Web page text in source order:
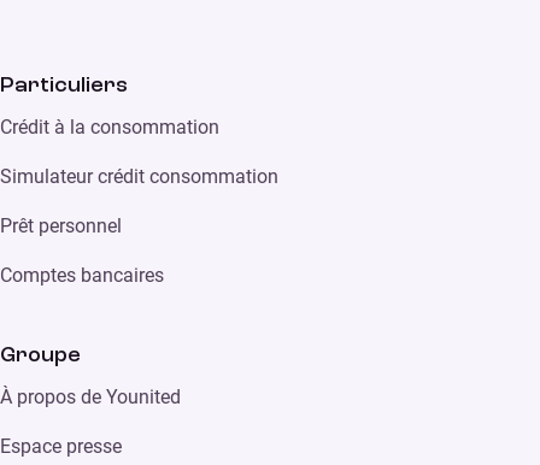
Particuliers
Crédit à la consommation
Simulateur crédit consommation
Prêt personnel
Comptes bancaires
Groupe
À propos de Younited
Espace presse